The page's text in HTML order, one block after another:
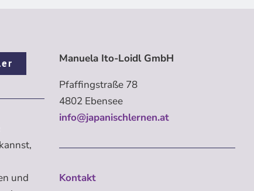
und
Manuela Ito-Loidl GmbH
Pfaffingstraße 78
4802 Ebensee
info@japanischlernen.at
Kontakt